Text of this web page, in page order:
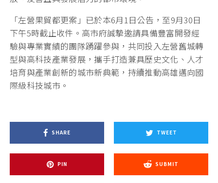
「左營果貿都更案」已於本6月1日公告，至9月30日
下午5時截止收件。高市府誠摯邀請具備豐富開發經
驗與專業實績的團隊踴躍參與，共同投入左營舊城轉
型與高科技產業發展，攜手打造兼具歷史文化、人才
培育與產業創新的城市新典範，持續推動高雄邁向國
際級科技城市。
SHARE TWEET
PIN SUBMIT